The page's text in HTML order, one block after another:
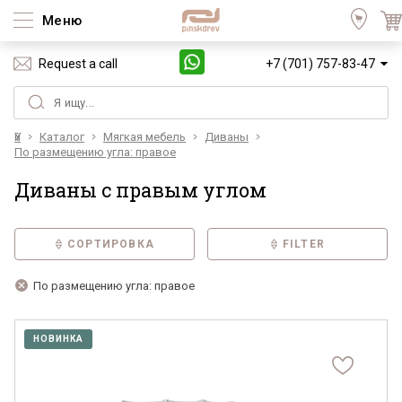
Меню
Request a call +7 (701) 757-83-47
Үй Каталог Мягкая мебель
Диваны
По размещению угла: правое
Диваны с правым углом
СОРТИРОВКА FILTER
По размещению угла: правое
НОВИНКА